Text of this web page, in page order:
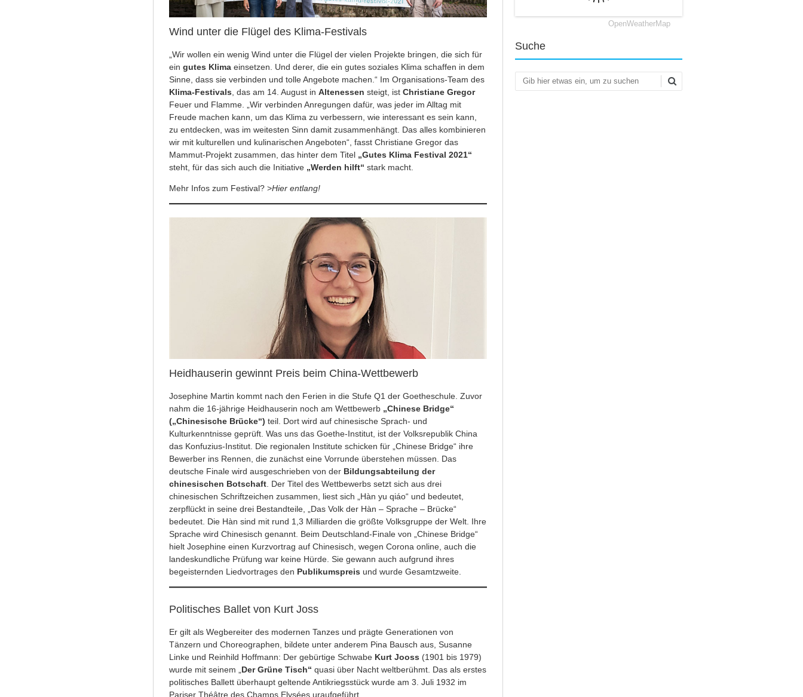
Wind unter die Flügel des Klima-Festivals
„Wir wollen ein wenig Wind unter die Flügel der vielen Projekte bringen, die sich für
ein gutes Klimaeinsetzen. Und derer, die ein gutes soziales Klima schaffen in dem
Sinne, dass sie verbinden und tolle Angebote machen.“ Im Organisations-Team des
Klima-Festivals , das am 14. August in Altenessen steigt, ist Christiane Gregor
Feuer und Flamme. „Wir verbinden Anregungen dafür, was jeder im Alltag mit
Freude machen kann, um das Klima zu verbessern, wie interessant es sein kann,
zu entdecken, was im weitesten Sinn damit zusammenhängt. Das alles kombinieren
wir mit kulturellen und kulinarischen Angeboten“, fasst Christiane Gregor das
Mammut-Projekt zusammen, das hinter dem Titel „Gutes Klima Festival 2021“
steht, für das sich auch die Initiative „Werden hilft“ stark macht.
Mehr Infos zum Festival? >Hier entlang!
Heidhauserin gewinnt Preis beim China-Wettbewerb
Josephine Martin kommt nach den Ferien in die Stufe Q1 der Goetheschule. Zuvor
nahm die 16-jährige Heidhauserin noch am Wettbewerb„Chinese Bridge“
(„Chinesische Brücke“) teil. Dort wird auf chinesische Sprach- und
Kulturkenntnisse geprüft. Was uns das Goethe-Institut, ist der Volksrepublik China
das Konfuzius-Institut. Die regionalen Institute schicken für „Chinese Bridge“ ihre
Bewerber ins Rennen, die zunächst eine Vorrunde überstehen müssen. Das
deutsche Finale wird ausgeschrieben von der Bildungsabteilung der
chinesischen Botschaft. Der Titel des Wettbewerbs setzt sich aus drei
chinesischen Schriftzeichen zusammen, liest sich „Hàn yu qiáo“ und bedeutet,
zerpflückt in seine drei Bestandteile, „Das Volk der Hàn – Sprache – Brücke“
bedeutet. Die Hàn sind mit rund 1,3 Milliarden die größte Volksgruppe der Welt. Ihre
Sprache wird Chinesisch genannt. Beim Deutschland-Finale von „Chinese Bridge“
hielt Josephine einen Kurzvortrag auf Chinesisch, wegen Corona online, auch die
landeskundliche Prüfung war keine Hürde. Sie gewann auch aufgrund ihres
begeisternden Liedvortrages den Publikumspreis und wurde Gesamtzweite.
Politisches Ballet von Kurt Joss
Er gilt als Wegbereiter des modernen Tanzes und prägte Generationen von
Tänzern und Choreographen, bildete unter anderem Pina Bausch aus, Susanne
Linke und Reinhild Hoffmann: Der gebürtige Schwabe Kurt Jooss (1901 bis 1979)
wurde mit seinem „ Der Grüne Tisch“ quasi über Nacht weltberühmt. Das als erstes
politisches Ballett überhaupt geltende Antikriegsstück wurde am 3. Juli 1932 im
Pariser Théâtre des Champs Elysées uraufgeführt.
OpenWeatherMap
Suche
Suchen